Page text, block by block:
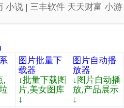
小说 | 三丰软件 天天财富 小游
,
图片批量下
载器
↓批量下载图
片,美女图库
↓
图片自动播
放器
↓图片自动播
放,产品展示
↓